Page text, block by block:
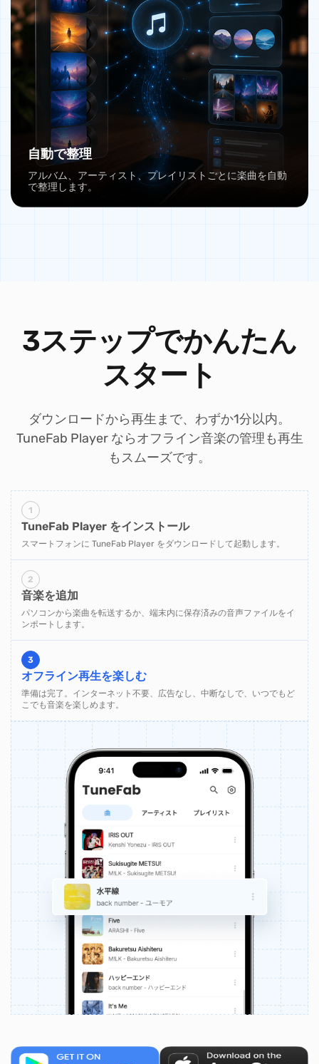
自動で整理
アルバム、アーティスト、プレイリストごとに楽曲を自動
で整理します。
3ステップでかんたん
スタート
ダウンロードから再生まで、わずか1分以内。
TuneFab Player ならオフライン音楽の管理も再生
もスムーズです。
1
TuneFab Player をインストール
スマートフォンに TuneFab Player をダウンロードして起動します。
2
音楽を追加
パソコンから楽曲を転送するか、端末内に保存済みの音声ファイルをイ
ンポートします。
3
オフライン再生を楽しむ
準備は完了。インターネット不要、広告なし、中断なしで、いつでもど
こでも音楽を楽しめます。